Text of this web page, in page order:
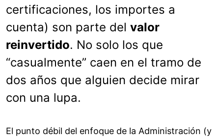
certificaciones, los importes a
cuenta) son parte del valor
reinvertido. No solo los que
“casualmente” caen en el tramo de
dos años que alguien decide mirar
con una lupa.
El punto débil del enfoque de la Administración (y